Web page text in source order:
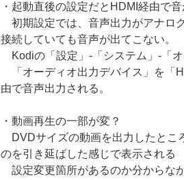
・起動直後の設定だとHDMI経由で
初期設定では、音声出力がアナロ
接続していても音声が出てこない。
Kodiの「設定」-「システム」-「
「オーディオ出力デバイス」を「
由で音声出力される。
・動画再生の一部が変？
DVDサイズの動画を出力したとこ
のを引き延ばした感じで表示される
設定変更箇所があるのか分からなか